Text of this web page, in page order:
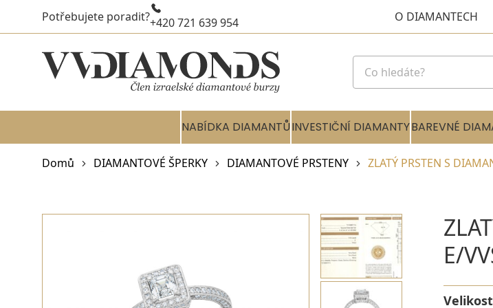
Potřebujete poradit?+420 721 639 954 O DIAMANTECH
NABÍDKA DIAMANTŮINVESTIČNÍ DIAMANTYBAREVNÉ
Domů DIAMANTOVÉ ŠPERKY DIAMANTOVÉ PRSTENY ZLATÝ PRSTEN S
E/